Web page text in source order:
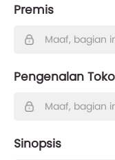
Premis
Maaf, bagian
Pengenalan
Maaf, bagian
Sinopsis